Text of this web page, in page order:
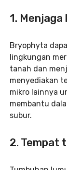
1. Menjaga
Bryophyta
lingkungan
tanah dan
menyediakan
mikro lainnya
membantu
subur.
2. Tempat